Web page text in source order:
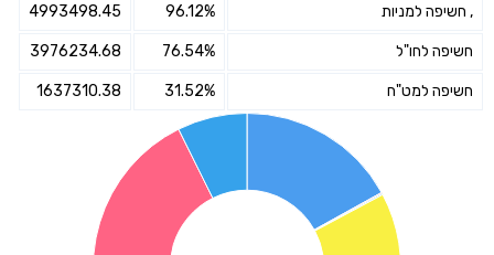
, חשיפה למניות 96.12%
4993498.45
חשיפה לחו"ל 76.54%
3976234.68
חשיפה למט"ח 31.52%
1637310.38